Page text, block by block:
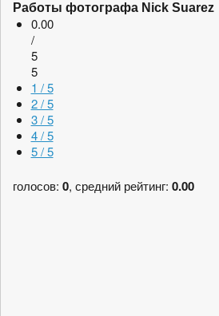
Работы фотографа Nick Suarez
0.00
/
5
5
1 / 5
2 / 5
3 / 5
4 / 5
5 / 5
голосов: 0, средний рейтинг: 0.00